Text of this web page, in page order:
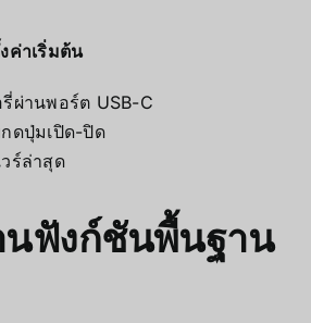
ค่าเริ่มต้น
ผ่านพอร์ต USB-C
ดปุ่มเปิด-ปิด
ร์ล่าสุด
นฟังก์ชันพื้นฐาน